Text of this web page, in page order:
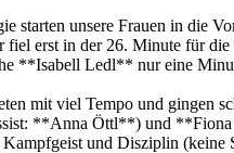
starten unsere Frauen in die
erst in der 26. Minute für
Ledl** nur eine
mit viel Tempo und gingen
**Anna Öttl**) und **Fiona
Kampfgeist und Disziplin (keine